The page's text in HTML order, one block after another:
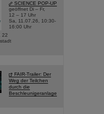
SCIENCE POP-UP
geöffnet Di – Fr,
12 – 17 Uhr
Sa, 11.07.26, 10:30-
16:00 Uhr
22
FAIR-Trailer: Der
Weg der Teilchen
durch die
Beschleunigeranlage